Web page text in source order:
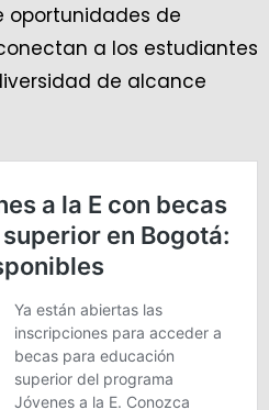
oportunidades de
a los estudiantes
de alcance